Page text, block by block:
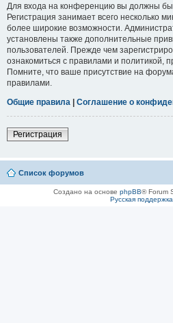
Для входа на конференцию вы должны
Регистрация занимает всего несколько
более широкие возможности.
установлены также дополнительные
пользователей. Прежде чем
ознакомиться с правилами и политикой,
Помните, что ваше присутствие на
правилами.
Общие правила | Соглашение о
Регистрация
Список форумов
Создано на основе phpBB® Forum
Русская